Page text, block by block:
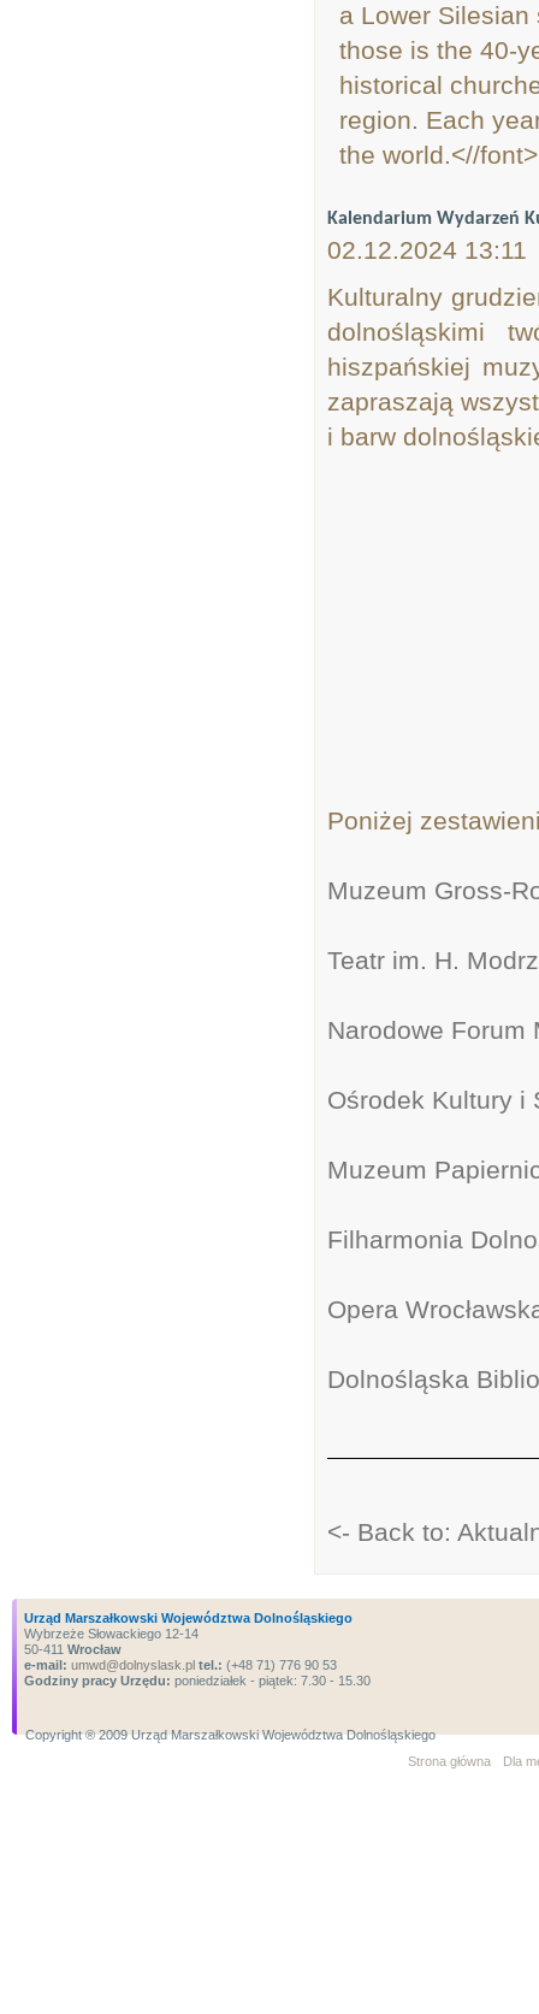
a Lower
those is the 40-
historical
region. Each
the world.<//font>
Kalendarium Wydarzeń
02.12.2024 13:11
Kulturalny
dolnośląskimi
hiszpańskiej
zapraszają
i barw
Poniżej
Muzeum Gross-
Teatr im. H.
Narodowe Forum
Ośrodek Kultury i
Muzeum
Filharmonia
Opera
Dolnośląska
<- Back to:
Urząd Marszałkowski Województwa Dolnośląskiego
Wybrzeże Słowackiego 12-14
50-411 Wrocław
e-mail: umwd@dolnyslask.pl tel.: (+48 71) 776 90 53
Godziny pracy Urzędu: poniedziałek - piątek: 7.30 - 15.30
Copyright ® 2009 Urząd Marszałkowski Województwa Dolnośląskiego
Strona główna
Dla